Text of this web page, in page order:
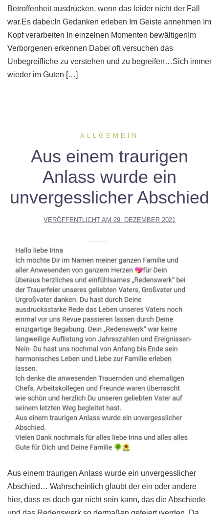
Betroffenheit ausdrücken, wenn das leider nicht der Fall
war.Es dabei:In Gedanken erleben Im Geiste annehmen Im
Kopf verarbeiten In einzelnen Momenten bewältigenIm
Verborgenen erkennen Dabei oft versuchen das
Unbegreifliche zu verstehen und zu begreifen…Sich immer
wieder im Guten […]
ALLGEMEIN
Aus einem traurigen
Anlass wurde ein
unvergesslicher Abschied
VERÖFFENTLICHT AM 29. DEZEMBER 2021
Aus einem traurigen Anlass wurde ein unvergesslicher
Abschied… Wahrscheinlich glaubt der ein oder andere
hier, dass es doch gar nicht sein kann, das die Abschiede